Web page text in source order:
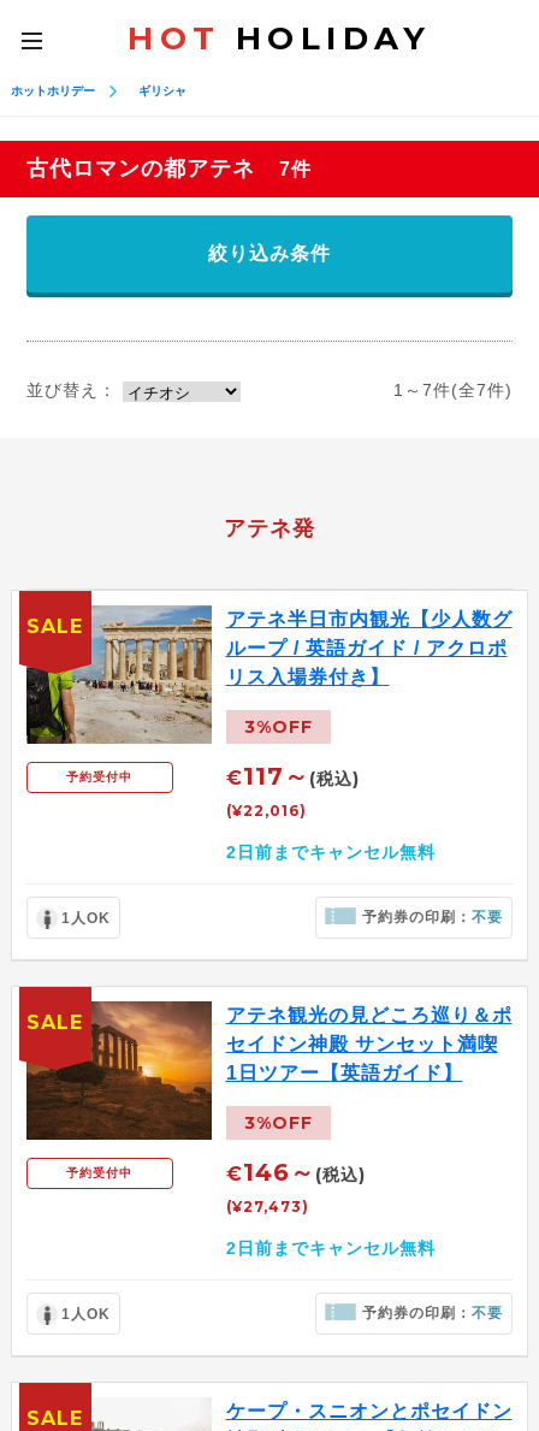
toggle
navigation
HOT HOLIDAY
ホットホリデー ギリシャ
古代ロマンの都アテネ 7件
絞り込み条件
並び替え： 1～7件(全7件)
アテネ発
予約受付中
アテネ半日市内観光【少人数グ
ループ / 英語ガイド / アクロポ
リス入場券付き】
3%OFF
€117～ (税込)
(¥22,016)
2日前までキャンセル無料
1人OK 予約券の印刷：不要
SALE
予約受付中
アテネ観光の見どころ巡り＆ポ
セイドン神殿 サンセット満喫
1日ツアー【英語ガイド】
3%OFF
€146～ (税込)
(¥27,473)
2日前までキャンセル無料
1人OK 予約券の印刷：不要
SALE
ケープ・スニオンとポセイドン
SALE